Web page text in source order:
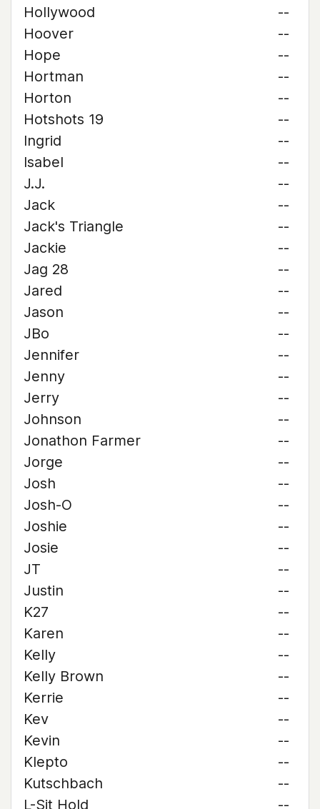
Hollywood
--
Hoover
--
Hope
--
Hortman
--
Horton
--
Hotshots 19
--
Ingrid
--
Isabel
--
J.J.
--
Jack
--
Jack's Triangle
--
Jackie
--
Jag 28
--
Jared
--
Jason
--
JBo
--
Jennifer
--
Jenny
--
Jerry
--
Johnson
--
Jonathon Farmer
--
Jorge
--
Josh
--
Josh-O
--
Joshie
--
Josie
--
JT
--
Justin
--
K27
--
Karen
--
Kelly
--
Kelly Brown
--
Kerrie
--
Kev
--
Kevin
--
Klepto
--
Kutschbach
--
L-Sit Hold
--